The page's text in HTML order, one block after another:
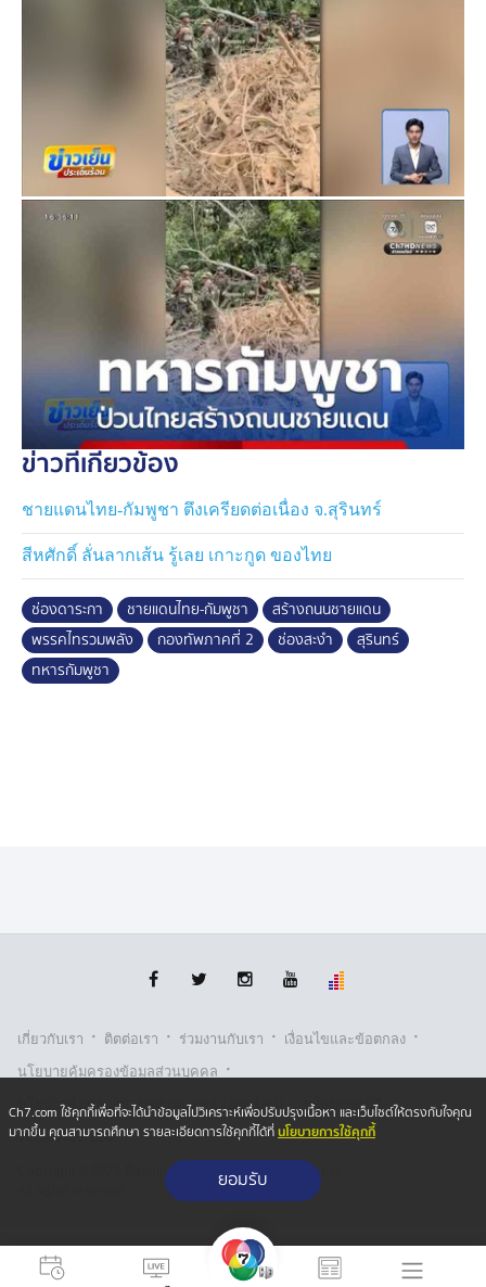
ข่าวที่เกี่ยวข้อง
ชายแดนไทย-กัมพูชา ตึงเครียดต่อเนื่อง จ.สุรินทร์
สีหศักดิ์ ลั่นลากเส้น รู้เลย เกาะกูด ของไทย
ช่องดาระกา ชายแดนไทย-กัมพูชา
สร้างถนนชายแดน
พรรคไทรวมพลัง
กองทัพภาคที่ 2 ช่องสะงำ
สุรินทร์
ทหารกัมพูชา
เกี่ยวกับเรา · ติตต่อเรา · ร่วมงานกับเรา · เงื่อนไขและข้อตกลง ·
นโยบายคุ้มครองข้อมูลส่วนบุคคล ·
นโยบายคุ้มครองข้อมูลส่วนบุคคล (ออนไลน์) · นโยบายคุกกี้ ·
รับเรื่องร้องเรียน
Copyright © 2026 Bangkok Broadcasting & T.V. Co.,Ltd.
Ch7.com ใช้คุกกี้เพื่อที่จะได้นำข้อมูลไปวิเคราะห์เพื่อปรับปรุงเนื้อหา และเว็บไซต์ให้ตรงกับใจคุณ
มากขึ้น คุณสามารถศึกษา รายละเอียดการใช้คุกกี้ได้ที่นโยบายการใช้คุกกี้
ยอมรับ